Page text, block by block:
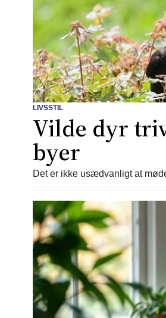
LIVSSTIL
Vilde dyr
byer
Det er ikke usædvanligt at